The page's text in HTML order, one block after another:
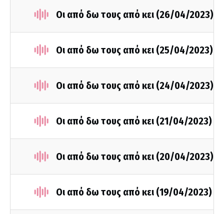
Οι από δω τους από κει (26/04/2023)
Οι από δω τους από κει (25/04/2023)
Οι από δω τους από κει (24/04/2023)
Οι από δω τους από κει (21/04/2023)
Οι από δω τους από κει (20/04/2023)
Οι από δω τους από κει (19/04/2023)